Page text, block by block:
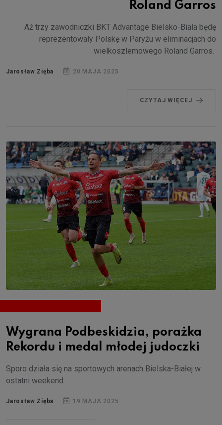
Roland Garros
Aż trzy zawodniczki BKT Advantage Bielsko-Biała będę
reprezentowały Polskę w Paryżu w eliminacjach do
wielkoszlemowego Roland Garros.
Jarosław Zięba 20 MAJA 2025
CZYTAJ WIĘCEJ
Wygrana Podbeskidzia, porażka
Rekordu i medal młodej judoczki
Sporo działa się na sportowych arenach Bielska-Białej w
ostatni weekend.
Jarosław Zięba 19 MAJA 2025